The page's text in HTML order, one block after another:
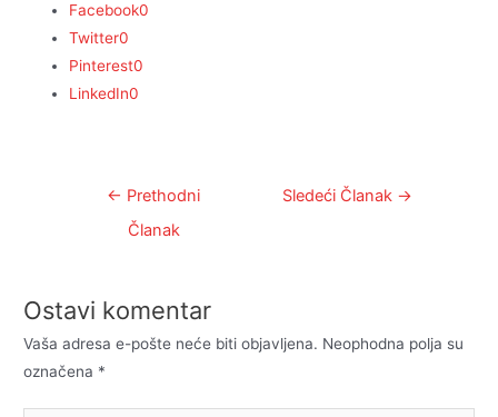
Facebook0
Twitter0
Pinterest0
LinkedIn0
Kretanje← Prethodni
Članak
Sledeći Članak →
Ostavi komentar
Vaša adresa e-pošte neće biti objavljena. Neophodna polja su
označena *